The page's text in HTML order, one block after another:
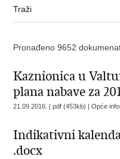
Pronađeno 9652
Kaznionica u
plana nabave za
21.09.2016. | pdf (453kb) |Opće
Indikativni
.docx